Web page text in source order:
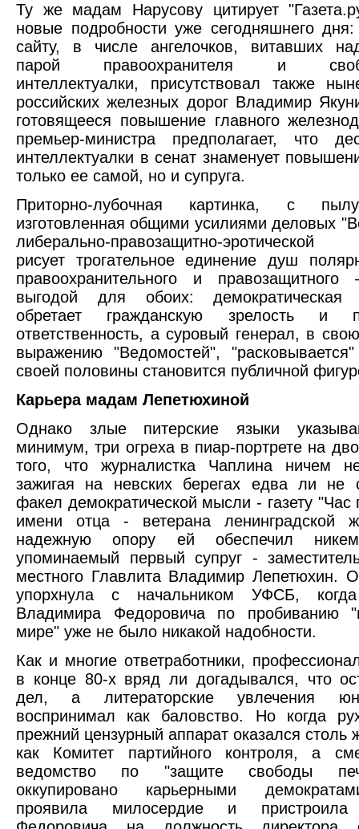
Ту же мадам Нарусову цитирует
новые подробности уже сегодняшнего
сайту, в числе ангелочков, витавших
парой правоохранителя и
интеллектуалки, присутствовал также
российских железных дорог Владимир
готовящееся повышение главного
премьер-министра предполагает, что
интеллектуалки в сенат знаменует
только ее самой, но и супруга.
Приторно-лубочная картинка, с
изготовленная общими усилиями деловых
либерально-правозащитно-эротической
рисует трогательное единение душ
правоохранительного и
выгодой для обоих: демократическая
обретает гражданскую зрелость и
ответственность, а суровый генерал, в
выражению "Ведомостей",
своей половины становится публичной
Карьера мадам Лепетюхиной
Однако злые питерские языки
минимум, три огреха в пиар-портрете на
того, что журналистка Чаплина ничем
зажигая на невских берегах едва ли не
факел демократической мысли - газету
имени отца - ветерана ленинградской
надежную опору ей обеспечил
упоминаемый первый супруг -
местного Главлита Владимир Лепетюхин.
упорхнула с начальником УФСБ,
Владимира Федоровича по пробиванию
мире" уже не было никакой надобности.
Как и многие ответработники,
в конце 80-х вряд ли догадывался, что
дел, а литераторские увлечения
воспринимал как баловство. Но когда
прежний цензурный аппарат оказался
как Комитет партийного контроля, а
ведомство по "защите свободы
оккупировано карьерными
проявила милосердие и пристроила